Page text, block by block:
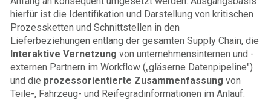
hierfür ist die Identifikation und Darstellung von kritischen
Prozessketten und Schnittstellen in den
Lieferbeziehungen entlang der gesamten Supply Chain, die
Interaktive Vernetzung von unternehmensinternen und -
externen Partnern im Workflow („gläserne Datenpipeline")
und die prozessorientierte Zusammenfassung von
Teile-, Fahrzeug- und Reifegradinformationen im Anlauf.